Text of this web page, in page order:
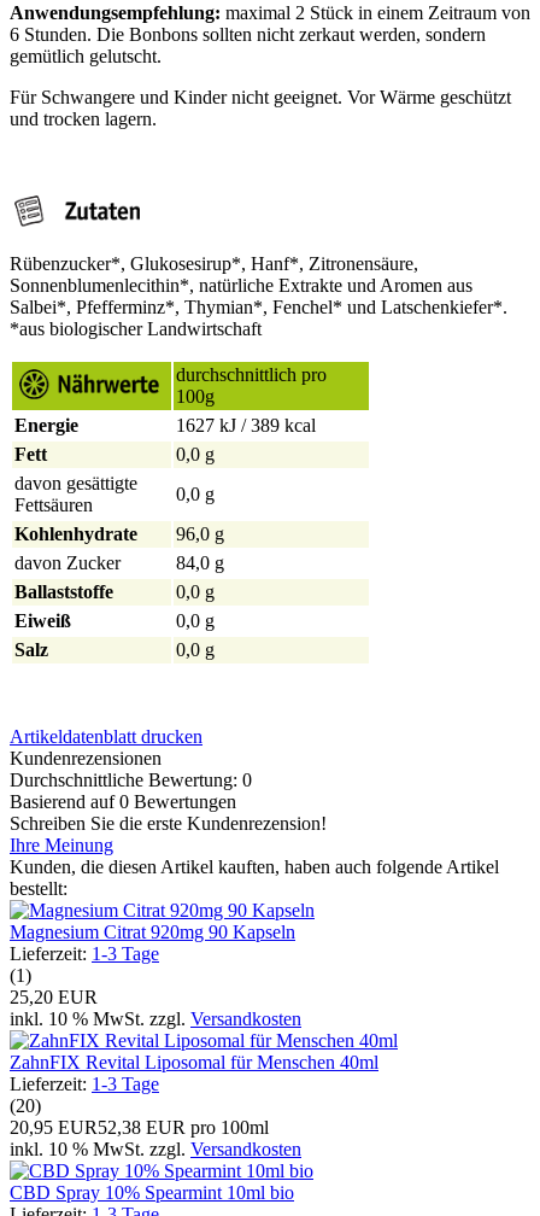
Anwendungsempfehlung: maximal 2 Stück in einem Zeitraum von
6 Stunden. Die Bonbons sollten nicht zerkaut werden, sondern
gemütlich gelutscht.
Für Schwangere und Kinder nicht geeignet. Vor Wärme geschützt
und trocken lagern.
Rübenzucker*, Glukosesirup*, Hanf*, Zitronensäure,
Sonnenblumenlecithin*, natürliche Extrakte und Aromen aus
Salbei*, Pfefferminz*, Thymian*, Fenchel* und Latschenkiefer*.
*aus biologischer Landwirtschaft
durchschnittlich pro
100g
Energie
1627 kJ / 389 kcal
Fett
0,0 g
davon gesättigte
Fettsäuren
0,0 g
Kohlenhydrate
96,0 g
davon Zucker
84,0 g
Ballaststoffe
0,0 g
Eiweiß
0,0 g
Salz
0,0 g
Artikeldatenblatt drucken
Kundenrezensionen
Durchschnittliche Bewertung: 0
Basierend auf 0 Bewertungen
Schreiben Sie die erste Kundenrezension!
Ihre Meinung
Kunden, die diesen Artikel kauften, haben auch folgende Artikel
bestellt:
Magnesium Citrat 920mg 90 Kapseln
Lieferzeit: 1-3 Tage
(1)
25,20 EUR
inkl. 10 % MwSt. zzgl. Versandkosten
ZahnFIX Revital Liposomal für Menschen 40ml
Lieferzeit: 1-3 Tage
(20)
20,95 EUR52,38 EUR pro 100ml
inkl. 10 % MwSt. zzgl. Versandkosten
CBD Spray 10% Spearmint 10ml bio